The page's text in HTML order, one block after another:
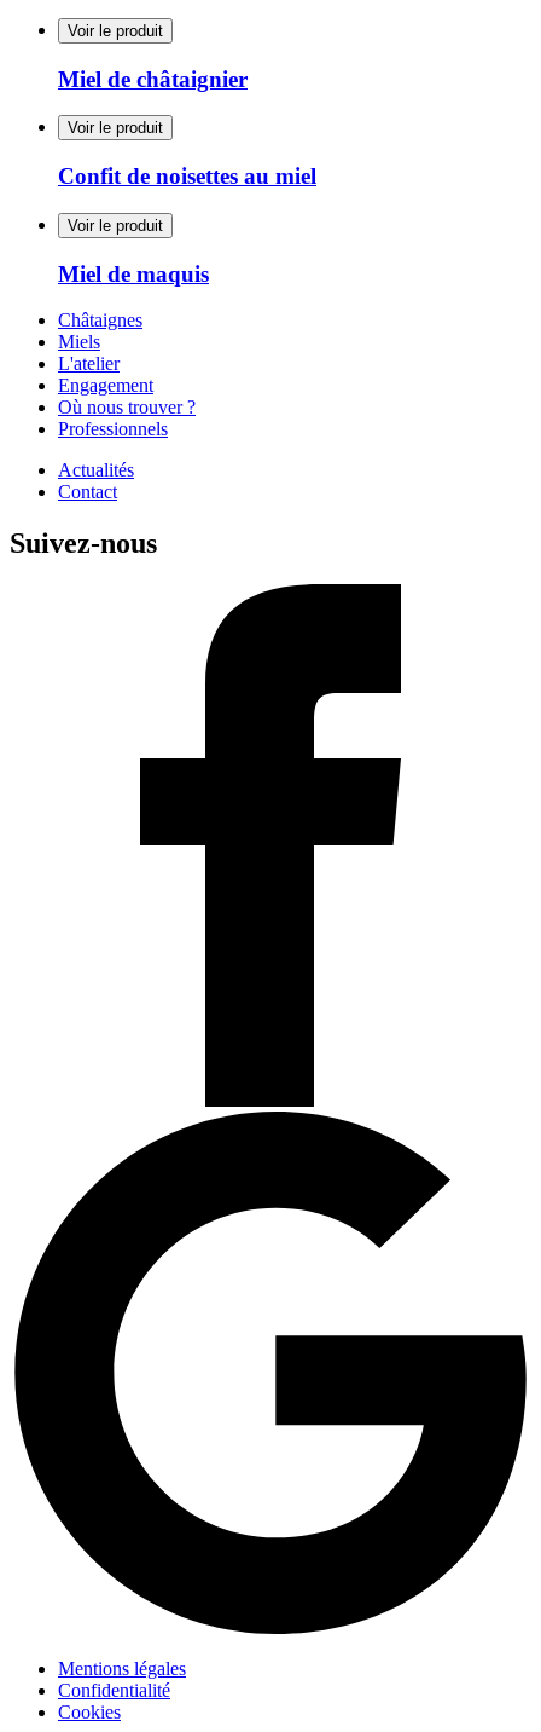
Voir le produit
Miel de châtaignier
Voir le produit
Confit de noisettes au miel
Voir le produit
Miel de maquis
Châtaignes
Miels
L'atelier
Engagement
Où nous trouver ?
Professionnels
Actualités
Contact
Suivez-nous
Mentions légales
Confidentialité
Cookies